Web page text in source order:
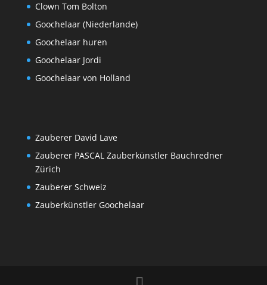
Clown Tom Bolton
Goochelaar (Niederlande)
Goochelaar huren
Goochelaar Jordi
Goochelaar von Holland
Zauberer David Lave
Zauberer PASCAL Zauberkünstler Bauchredner
Zürich
Zauberer Schweiz
Zauberkünstler Goochelaar